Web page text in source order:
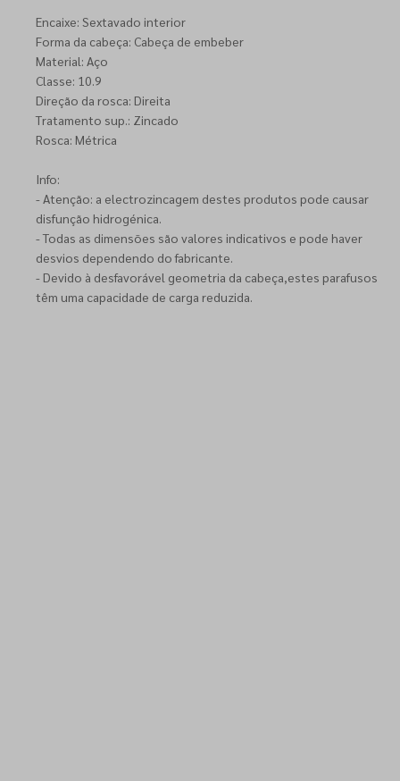
Encaixe: Sextavado interior
Forma da cabeça: Cabeça de embeber
Material: Aço
Classe: 10.9
Direção da rosca: Direita
Tratamento sup.: Zincado
Rosca: Métrica
Info:
- Atenção: a electrozincagem destes produtos pode causar
disfunção hidrogénica.
- Todas as dimensões são valores indicativos e pode haver
desvios dependendo do fabricante.
- Devido à desfavorável geometria da cabeça,estes parafusos
têm uma capacidade de carga reduzida.